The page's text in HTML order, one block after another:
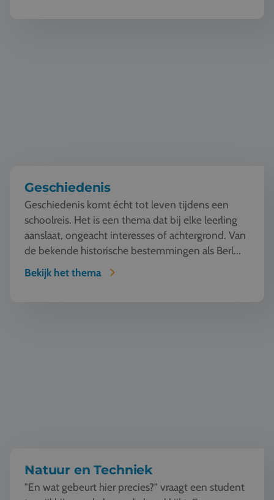
Geschiedenis
Geschiedenis komt écht tot leven tijdens een
schoolreis. Het is een thema dat bij elke leerling
aanslaat, ongeacht interesses of achtergrond. Van
de bekende historische bestemmingen als Berl...
Bekijk het thema
Natuur en Techniek
"En wat gebeurt hier precies?" vraagt een student